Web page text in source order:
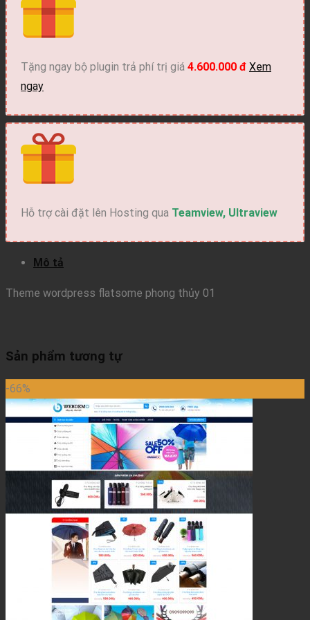
phong
số
lượng
Tặng ngay bộ plugin trả phí trị giá 4.600.000 đ Xem
ngay
Hỗ trợ cài đặt lên Hosting qua Teamview, Ultraview
Mô tả
Theme wordpress flatsome phong thủy 01
Sản phẩm tương tự
-66%